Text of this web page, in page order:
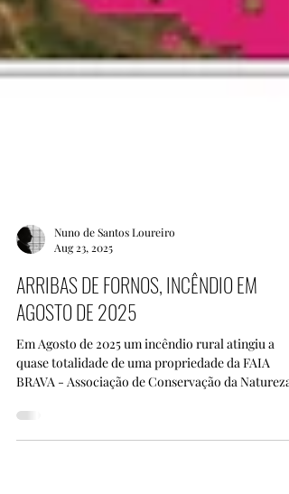
Nuno de Santos Loureiro
Aug 23, 2025
ARRIBAS DE FORNOS, INCÊNDIO EM
AGOSTO DE 2025
Em Agosto de 2025 um incêndio rural atingiu a